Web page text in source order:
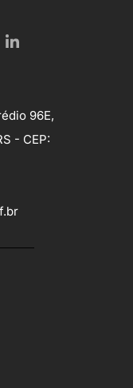
96E,
- CEP: